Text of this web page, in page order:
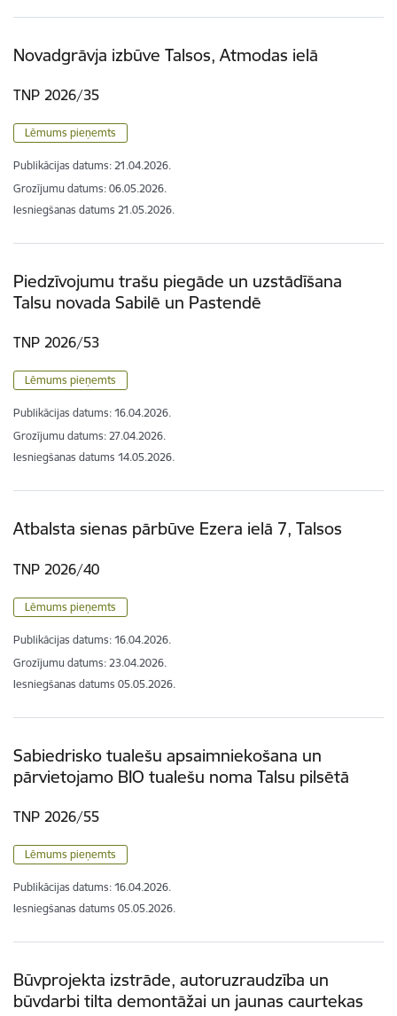
Novadgrāvja izbūve Talsos, Atmodas ielā
TNP 2026/35
Lēmums pieņemts
Publikācijas datums: 21.04.2026.
Grozījumu datums: 06.05.2026.
Iesniegšanas datums 21.05.2026.
Piedzīvojumu trašu piegāde un uzstādīšana
Talsu novada Sabilē un Pastendē
TNP 2026/53
Lēmums pieņemts
Publikācijas datums: 16.04.2026.
Grozījumu datums: 27.04.2026.
Iesniegšanas datums 14.05.2026.
Atbalsta sienas pārbūve Ezera ielā 7, Talsos
TNP 2026/40
Lēmums pieņemts
Publikācijas datums: 16.04.2026.
Grozījumu datums: 23.04.2026.
Iesniegšanas datums 05.05.2026.
Sabiedrisko tualešu apsaimniekošana un
pārvietojamo BIO tualešu noma Talsu pilsētā
TNP 2026/55
Lēmums pieņemts
Publikācijas datums: 16.04.2026.
Iesniegšanas datums 05.05.2026.
Būvprojekta izstrāde, autoruzraudzība un
būvdarbi tilta demontāžai un jaunas caurtekas